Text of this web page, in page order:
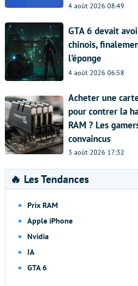
4 août 2026 08:49
GTA 6 devait
chinois,
l’éponge
4 août 2026 06:58
Acheter une
pour contrer la
RAM ? Les
convaincus
3 août 2026 17:32
🔥 Les Tendances
Prix RAM
Apple iPhone
Nvidia
IA
GTA 6